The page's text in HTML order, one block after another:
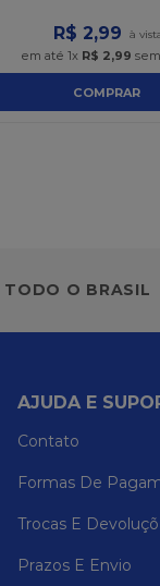
R$ 2,99
em até1x R$ 2,99
COMPRAR
TODO O BRASIL
AJUDA E
Contato
Formas De
Trocas E
Prazos E Envio